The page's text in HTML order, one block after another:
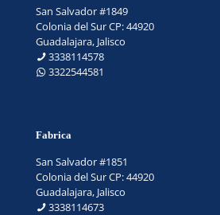
San Salvador #1849
Colonia del Sur CP: 44920
Guadalajara, Jalisco
3338114578
3322544581
Fabrica
San Salvador #1851
Colonia del Sur CP: 44920
Guadalajara, Jalisco
3338114673